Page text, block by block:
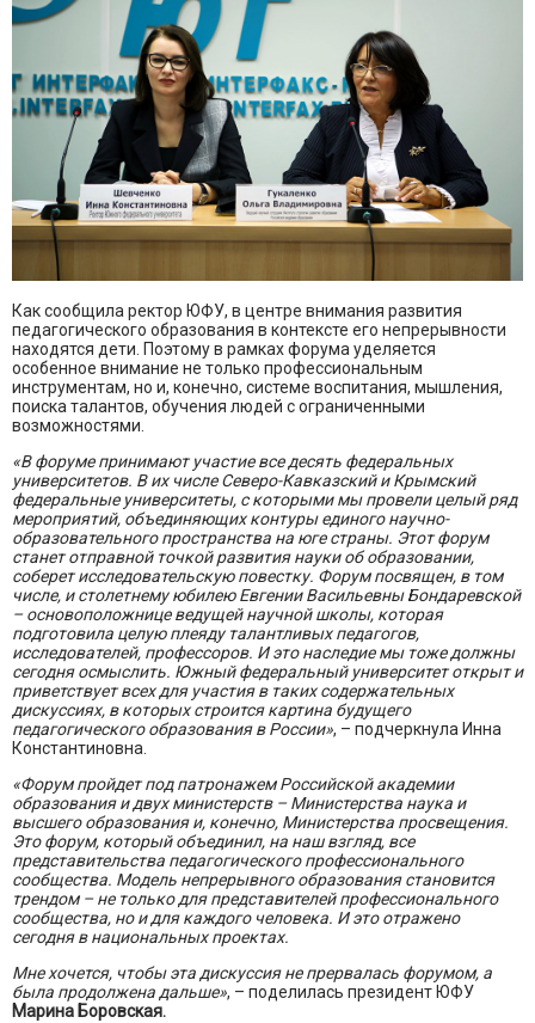
Как сообщила ректор ЮФУ, в центре внимания развития
педагогического образования в контексте его непрерывности
находятся дети. Поэтому в рамках форума уделяется
особенное внимание не только профессиональным
инструментам, но и, конечно, системе воспитания, мышления,
поиска талантов, обучения людей с ограниченными
возможностями.
«В форуме принимают участие все десять федеральных
университетов. В их числе Северо-Кавказский и Крымский
федеральные университеты, с которыми мы провели целый ряд
мероприятий, объединяющих контуры единого научно-
образовательного пространства на юге страны. Этот форум
станет отправной точкой развития науки об образовании,
соберет исследовательскую повестку. Форум посвящен, в том
числе, и столетнему юбилею Евгении Васильевны Бондаревской
– основоположнице ведущей научной школы, которая
подготовила целую плеяду талантливых педагогов,
исследователей, профессоров. И это наследие мы тоже должны
сегодня осмыслить. Южный федеральный университет открыт и
приветствует всех для участия в таких содержательных
дискуссиях, в которых строится картина будущего
педагогического образования в России», – подчеркнула Инна
Константиновна.
«Форум пройдет под патронажем Российской академии
образования и двух министерств – Министерства наука и
высшего образования и, конечно, Министерства просвещения.
Это форум, который объединил, на наш взгляд, все
представительства педагогического профессионального
сообщества. Модель непрерывного образования становится
трендом – не только для представителей профессионального
сообщества, но и для каждого человека. И это отражено
сегодня в национальных проектах.
Мне хочется, чтобы эта дискуссия не прервалась форумом, а
была продолжена дальше», – поделилась президент ЮФУ
Марина Боровская.